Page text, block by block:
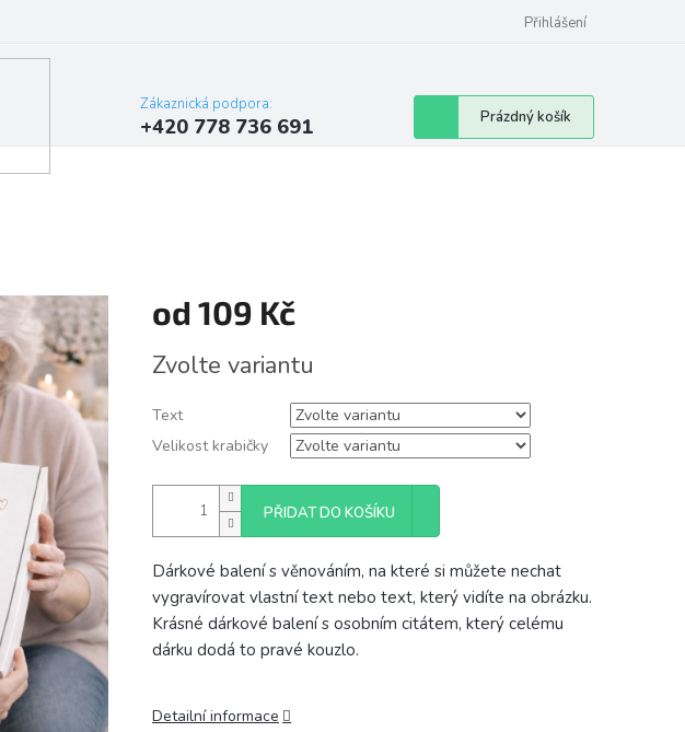
Přihlášení
Zákaznická podpora:
+420 778 736 691
Nákupní
košík
Prázdný košík
od 109 Kč
cena:
Zvolte variantu
Text
Velikost krabičky
PŘIDAT DO KOŠÍKU
Dárkové balení s věnováním, na které si můžete nechat
vygravírovat vlastní text nebo text, který vidíte na obrázku.
Krásné dárkové balení s osobním citátem, který celému
dárku dodá to pravé kouzlo.
Detailní informace